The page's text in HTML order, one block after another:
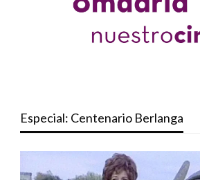
Especial: Centenario Berlanga